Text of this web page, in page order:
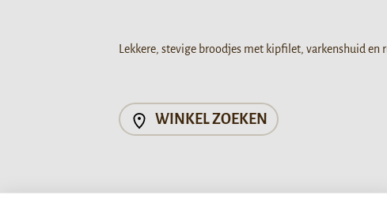
Lekkere, stevige broodjes met kipfilet, varkenshuid
WINKEL ZOEKEN